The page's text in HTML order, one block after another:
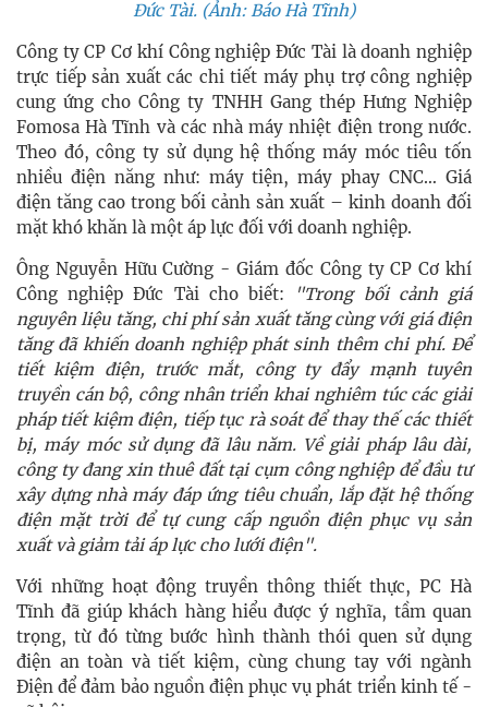
Đức Tài. (Ảnh: Báo Hà Tĩnh)
Công ty CP Cơ khí Công nghiệp Đức Tài là doanh nghiệp
trực tiếp sản xuất các chi tiết máy phụ trợ công nghiệp
cung ứng cho Công ty TNHH Gang thép Hưng Nghiệp
Fomosa Hà Tĩnh và các nhà máy nhiệt điện trong nước.
Theo đó, công ty sử dụng hệ thống máy móc tiêu tốn
nhiều điện năng như: máy tiện, máy phay CNC… Giá
điện tăng cao trong bối cảnh sản xuất – kinh doanh đối
mặt khó khăn là một áp lực đối với doanh nghiệp.
Ông Nguyễn Hữu Cường - Giám đốc Công ty CP Cơ khí
Công nghiệp Đức Tài cho biết:
"Trong bối cảnh giá
nguyên liệu tăng, chi phí sản xuất tăng cùng với giá điện
tăng đã khiến doanh nghiệp phát sinh thêm chi phí. Để
tiết kiệm điện, trước mắt, công ty đẩy mạnh tuyên
truyền cán bộ, công nhân triển khai nghiêm túc các giải
pháp tiết kiệm điện, tiếp tục rà soát để thay thế các thiết
bị, máy móc sử dụng đã lâu năm. Về giải pháp lâu dài,
công ty đang xin thuê đất tại cụm công nghiệp để đầu tư
xây dựng nhà máy đáp ứng tiêu chuẩn, lắp đặt hệ thống
điện mặt trời để tự cung cấp nguồn điện phục vụ sản
xuất và giảm tải áp lực cho lưới điện".
Với những hoạt động truyền thông thiết thực, PC Hà
Tĩnh đã giúp khách hàng hiểu được ý nghĩa, tầm quan
trọng, từ đó từng bước hình thành thói quen sử dụng
điện an toàn và tiết kiệm, cùng chung tay với ngành
Điện để đảm bảo nguồn điện phục vụ phát triển kinh tế -